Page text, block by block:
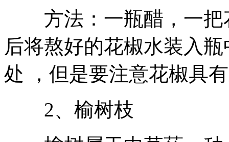
方法：一瓶醋，一把
后将熬好的花椒水装入
处 ，但是要注意花椒具
2、榆树枝